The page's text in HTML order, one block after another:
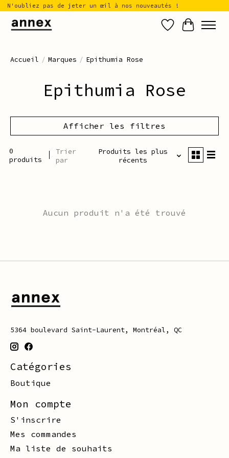
N'oubliez pas de jeter un œil à nos nouveautés !
Liste de
Panier
Accueil / Marques / Epithumia Rose
Epithumia Rose
Afficher les filtres
0
produits
Trier
par
Produits les plus
récents
Aucun produit n'a été trouvé
5364 boulevard Saint-Laurent, Montréal, QC
Catégories
Boutique
Mon compte
S'inscrire
Mes commandes
Ma liste de souhaits